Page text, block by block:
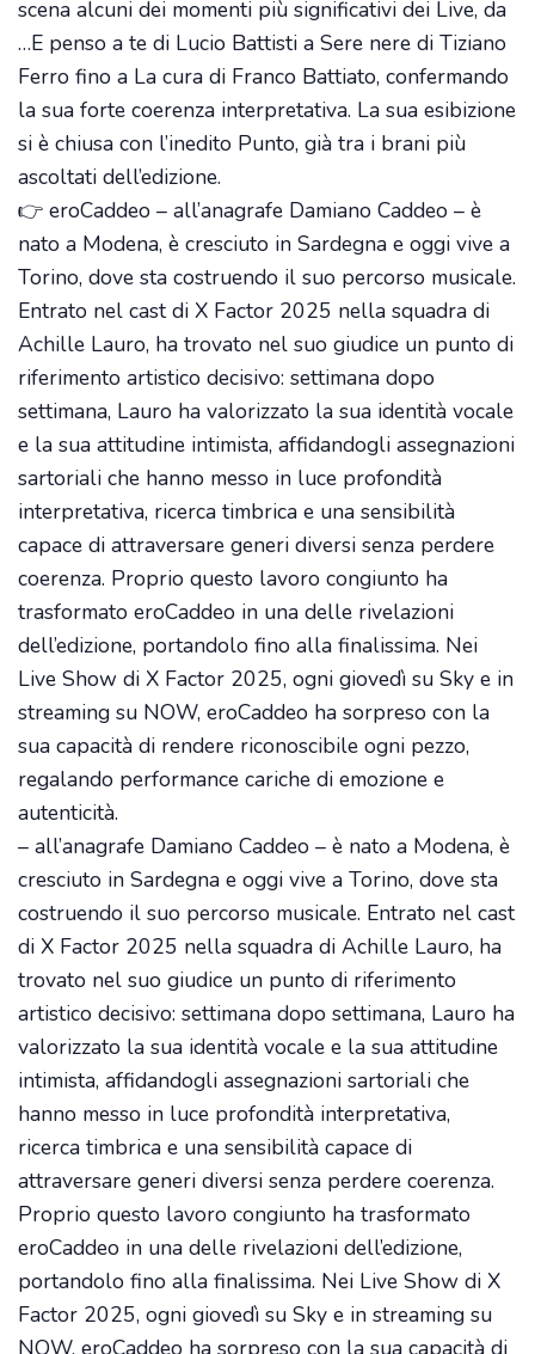
scena alcuni dei momenti più significativi dei Live, da
…E penso a te di Lucio Battisti a Sere nere di Tiziano
Ferro fino a La cura di Franco Battiato, confermando
la sua forte coerenza interpretativa. La sua esibizione
si è chiusa con l’inedito Punto, già tra i brani più
ascoltati dell’edizione.
👉 eroCaddeo – all’anagrafe Damiano Caddeo – è
nato a Modena, è cresciuto in Sardegna e oggi vive a
Torino, dove sta costruendo il suo percorso musicale.
Entrato nel cast di X Factor 2025 nella squadra di
Achille Lauro, ha trovato nel suo giudice un punto di
riferimento artistico decisivo: settimana dopo
settimana, Lauro ha valorizzato la sua identità vocale
e la sua attitudine intimista, affidandogli assegnazioni
sartoriali che hanno messo in luce profondità
interpretativa, ricerca timbrica e una sensibilità
capace di attraversare generi diversi senza perdere
coerenza. Proprio questo lavoro congiunto ha
trasformato eroCaddeo in una delle rivelazioni
dell’edizione, portandolo fino alla finalissima. Nei
Live Show di X Factor 2025, ogni giovedì su Sky e in
streaming su NOW, eroCaddeo ha sorpreso con la
sua capacità di rendere riconoscibile ogni pezzo,
regalando performance cariche di emozione e
autenticità.
– all’anagrafe Damiano Caddeo – è nato a Modena, è
cresciuto in Sardegna e oggi vive a Torino, dove sta
costruendo il suo percorso musicale. Entrato nel cast
di X Factor 2025 nella squadra di Achille Lauro, ha
trovato nel suo giudice un punto di riferimento
artistico decisivo: settimana dopo settimana, Lauro ha
valorizzato la sua identità vocale e la sua attitudine
intimista, affidandogli assegnazioni sartoriali che
hanno messo in luce profondità interpretativa,
ricerca timbrica e una sensibilità capace di
attraversare generi diversi senza perdere coerenza.
Proprio questo lavoro congiunto ha trasformato
eroCaddeo in una delle rivelazioni dell’edizione,
portandolo fino alla finalissima. Nei Live Show di X
Factor 2025, ogni giovedì su Sky e in streaming su
NOW, eroCaddeo ha sorpreso con la sua capacità di